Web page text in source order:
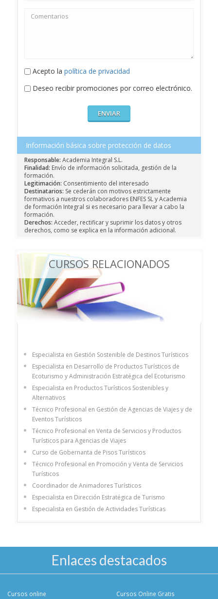
Acepto la política de privacidad
Deseo recibir promociones por correo electrónico.
Información básica sobre protección de datos
Responsable: Academia Integral S.L.
Finalidad: Envío de información solicitada, gestión de la
formación.
Legitimación: Consentimiento del interesado
Destinatarios: Se cederán con motivos estrictamente
formativos a nuestros colaboradores ENFES SL y Academia
de formación Integral si es necesario para llevar a cabo la
formación.
Derechos: Acceder, rectificar y suprimir los datos y otros
derechos, como se explica en la información adicional.
CURSOS RELACIONADOS
Especialista en Gestión Sostenible de Destinos Turísticos
Especialista en Desarrollo de Productos Turísticos de
Ecoturismo y Administración Estratégica del Ecoturismo
Especialista en Productos Turísticos Sostenibles y
Alternativos
Técnico Profesional en Gestión de Agencias de Viajes y de
Eventos Turísticos
Técnico Profesional en Venta de Servicios y Productos
Turísticos para Agencias de Viajes
Curso de Gobernanta de Pisos Turísticos
Técnico Profesional en Promoción y Venta de Servicios
Turísticos
Coordinador de Animadores Turísticos
Especialista en Dirección Estratégica de Turismo
Especialista en Gestión de Actividades Turísticas
Enlaces destacados
Cursos online
Cursos Online Gratis